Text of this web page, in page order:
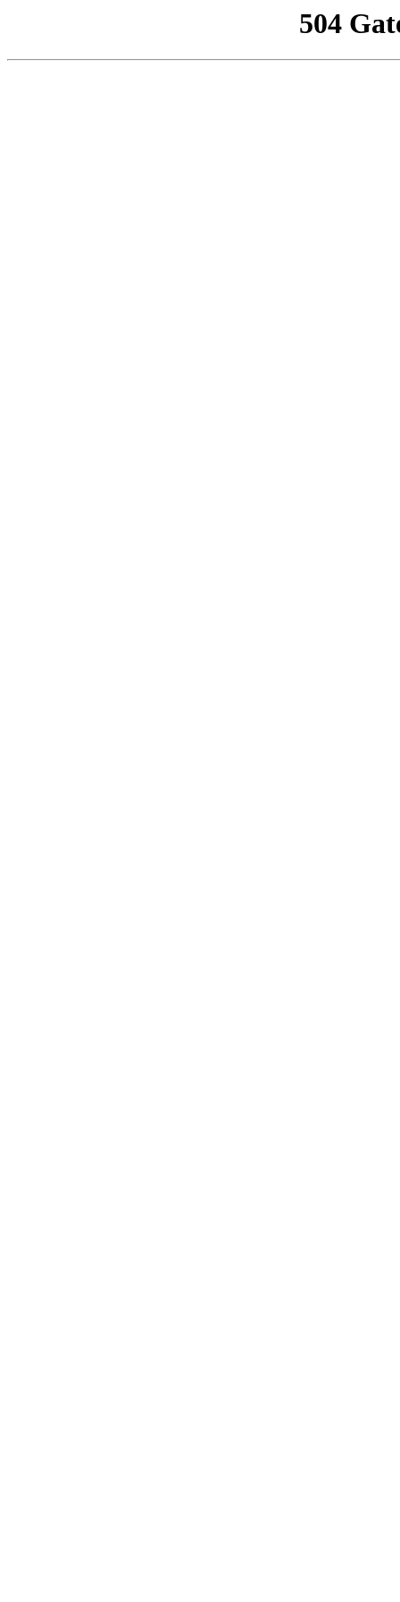
504